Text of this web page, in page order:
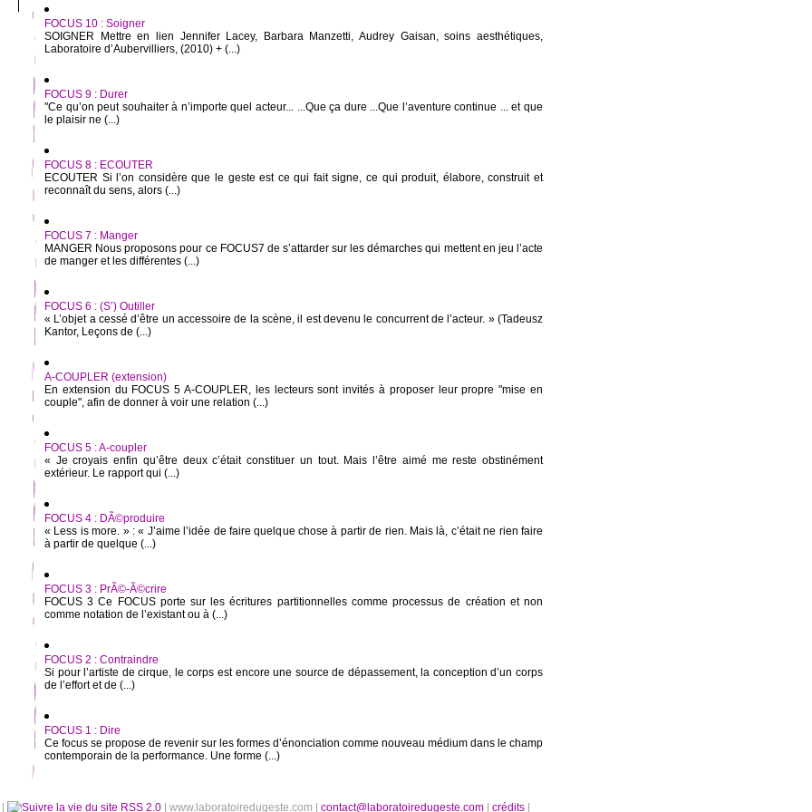
FOCUS 10 : Soigner
SOIGNER Mettre en lien Jennifer Lacey, Barbara Manzetti, Audrey Gaisan, soins aesthétiques,
Laboratoire d’Aubervilliers, (2010) + (...)
FOCUS 9 : Durer
"Ce qu’on peut souhaiter à n’importe quel acteur... ...Que ça dure ...Que l’aventure continue ... et que
le plaisir ne (...)
FOCUS 8 : ECOUTER
ECOUTER Si l’on considère que le geste est ce qui fait signe, ce qui produit, élabore, construit et
reconnaît du sens, alors (...)
FOCUS 7 : Manger
MANGER Nous proposons pour ce FOCUS7 de s’attarder sur les démarches qui mettent en jeu l’acte
de manger et les différentes (...)
FOCUS 6 : (S’) Outiller
« L’objet a cessé d’être un accessoire de la scène, il est devenu le concurrent de l’acteur. » (Tadeusz
Kantor, Leçons de (...)
A-COUPLER (extension)
En extension du FOCUS 5 A-COUPLER, les lecteurs sont invités à proposer leur propre "mise en
couple", afin de donner à voir une relation (...)
FOCUS 5 : A-coupler
« Je croyais enfin qu’être deux c’était constituer un tout. Mais l’être aimé me reste obstinément
extérieur. Le rapport qui (...)
FOCUS 4 : DÃ©produire
« Less is more. » : « J’aime l’idée de faire quelque chose à partir de rien. Mais là, c’était ne rien faire
à partir de quelque (...)
FOCUS 3 : PrÃ©-Ã©crire
FOCUS 3 Ce FOCUS porte sur les écritures partitionnelles comme processus de création et non
comme notation de l’existant ou à (...)
FOCUS 2 : Contraindre
Si pour l’artiste de cirque, le corps est encore une source de dépassement, la conception d’un corps
de l’effort et de (...)
FOCUS 1 : Dire
Ce focus se propose de revenir sur les formes d’énonciation comme nouveau médium dans le champ
contemporain de la performance. Une forme (...)
RSS 2.0 | www.laboratoiredugeste.com | contact@laboratoiredugeste.com crédits